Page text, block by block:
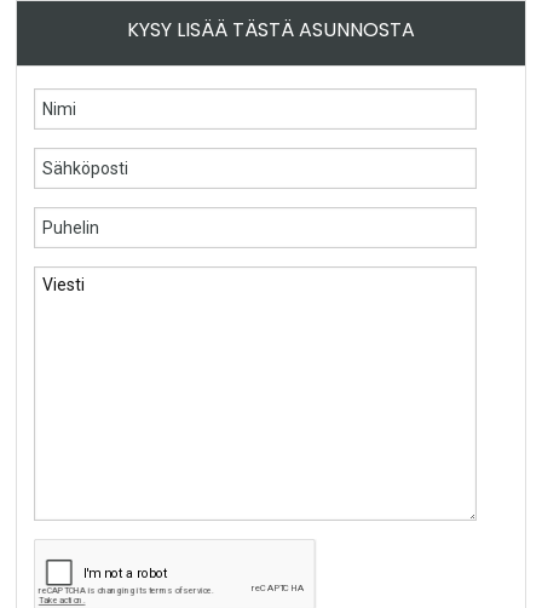
KYSY LISÄÄ TÄSTÄ ASUNNOSTA